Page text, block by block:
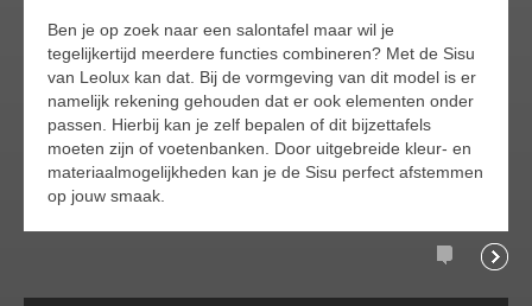
Ben je op zoek naar een salontafel maar wil je
tegelijkertijd meerdere functies combineren? Met de Sisu
van Leolux kan dat. Bij de vormgeving van dit model is er
namelijk rekening gehouden dat er ook elementen onder
passen. Hierbij kan je zelf bepalen of dit bijzettafels
moeten zijn of voetenbanken. Door uitgebreide kleur- en
materiaalmogelijkheden kan je de Sisu perfect afstemmen
op jouw smaak.
Comments